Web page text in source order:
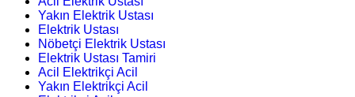
Yakın Elektrik Ustası
Elektrik Ustası
Nöbetçi Elektrik Ustası
Elektrik Ustası Tamiri
Acil Elektrikçi Acil
Yakın Elektrikçi Acil